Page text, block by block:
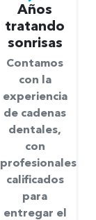
Años
tratando
sonrisas
Contamos
con la
experiencia
de cadenas
dentales,
con
profesionales
calificados
para
entregar el